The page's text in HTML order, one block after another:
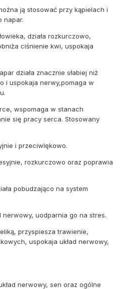
ją stosować przy kąpielach i
napar.
działa rozkurczowo,
ciśnienie kwi, uspokaja
działa znacznie słabiej niż
i uspokaja nerwy,pomaga w
wspomaga w stanach
się pracy serca. Stosowany
i przeciwlękowo.
rozkurczowo oraz poprawia
pobudzająco na system
nerwowy, uodparnia go na stres.
przyspiesza trawienie,
uspokaja układ nerwowy,
nerwowy, sen oraz ogólne